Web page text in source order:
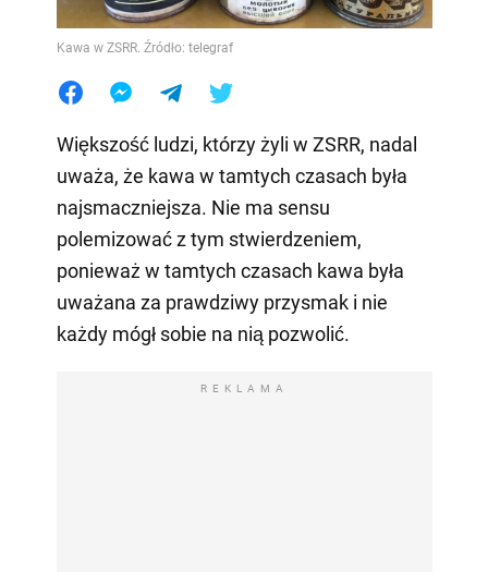
Kawa w ZSRR. Źródło: telegraf
Większość ludzi, którzy żyli w ZSRR, nadal
uważa, że kawa w tamtych czasach była
najsmaczniejsza. Nie ma sensu
polemizować z tym stwierdzeniem,
ponieważ w tamtych czasach kawa była
uważana za prawdziwy przysmak i nie
każdy mógł sobie na nią pozwolić.
REKLAMA